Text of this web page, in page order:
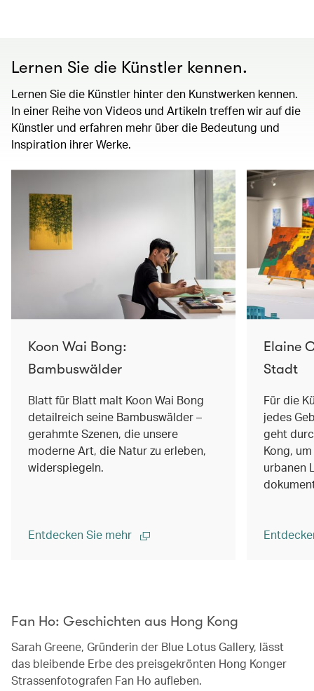
Lernen Sie die Künstler kennen.
Lernen Sie die Künstler hinter den Kunstwerken kennen.
In einer Reihe von Videos und Artikeln treffen wir auf die
Künstler und erfahren mehr über die Bedeutung und
Inspiration ihrer Werke.
Koon Wai Bong:
Bambuswälder
Blatt für Blatt malt Koon Wai Bong
detailreich seine Bambuswälder –
gerahmte Szenen, die unsere
moderne Art, die Natur zu erleben,
widerspiegeln.
Entdecken Sie mehr
Elaine
Stadt
Für die
jedes
geht
Kong,
urbanen
Fan Ho: Geschichten aus Hong Kong
Sarah Greene, Gründerin der Blue Lotus Gallery, lässt
das bleibende Erbe des preisgekrönten Hong Konger
Strassenfotografen Fan Ho aufleben.